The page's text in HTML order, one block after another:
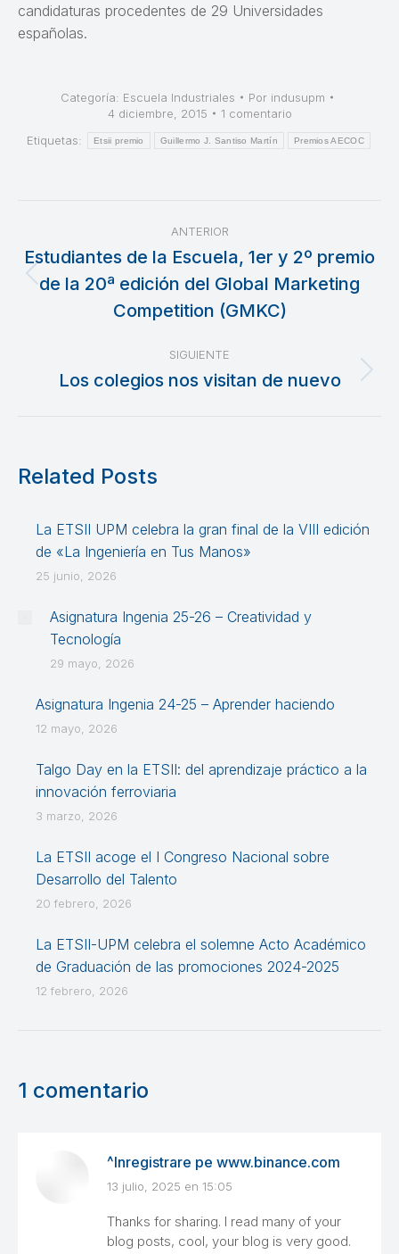
candidaturas procedentes de 29 Universidades
españolas.
Categoría: Escuela Industriales Por indusupm
4 diciembre, 2015
1 comentario
Etiquetas:
Etsii premio Guillermo J. Santiso Martín Premios AECOC
Navegación
entre
publicaciones
ANTERIOR
Publicación
anterior:
Estudiantes de la Escuela, 1er y 2º premio
de la 20ª edición del Global Marketing
Competition (GMKC)
SIGUIENTE
Publicación
Los colegios nos visitan de nuevo
Related Posts
La ETSII UPM celebra la gran final de la VIII edición
de «La Ingeniería en Tus Manos»
25 junio, 2026
Asignatura Ingenia 25-26 – Creatividad y
Tecnología
29 mayo, 2026
Asignatura Ingenia 24-25 – Aprender haciendo
12 mayo, 2026
Talgo Day en la ETSII: del aprendizaje práctico a la
innovación ferroviaria
3 marzo, 2026
La ETSII acoge el I Congreso Nacional sobre
Desarrollo del Talento
20 febrero, 2026
La ETSII-UPM celebra el solemne Acto Académico
de Graduación de las promociones 2024-2025
12 febrero, 2026
1 comentario
^Inregistrare pe www.binance.com
dice:
13 julio, 2025 en 15:05
Thanks for sharing. I read many of your
blog posts, cool, your blog is very good.